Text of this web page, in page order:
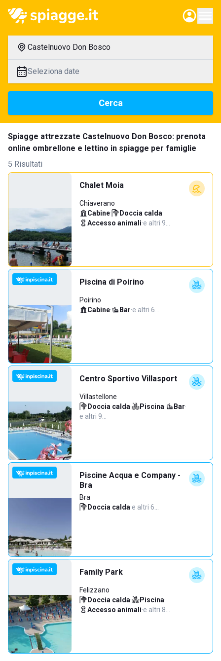
Castelnuovo Don Bosco
Seleziona date
Cerca
Spiagge attrezzate Castelnuovo Don Bosco: prenota
online ombrellone e lettino in spiagge per famiglie
5 Risultati
Chalet Moia
Chiaverano
Cabine· Doccia calda·
Accesso animali·e altri 9…
Piscina di Poirino
Poirino
Cabine· Bar·e altri 6…
Centro Sportivo Villasport
Villastellone
Doccia calda· Piscina· Bar·
e altri 9…
Piscine Acqua e Company -
Bra
Bra
Doccia calda·e altri 6…
Family Park
Felizzano
Doccia calda· Piscina·
Accesso animali·e altri 8…